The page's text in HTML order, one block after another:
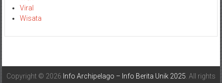
Viral
Wisata
Copyright © 2026 Info Archipelago – Info Berita Unik 2025. All rights